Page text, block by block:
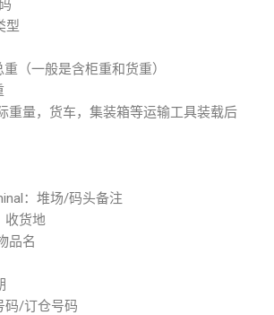
型
（一般是含柜重和货重）
重量，货车，集装箱等运输工具装载后
：堆场/码头备注
收货地
品名
码/订仓号码